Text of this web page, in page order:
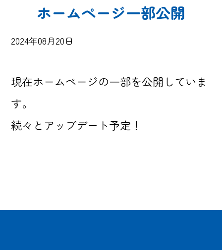
ホームページ一部公開
2024年08月20日
現在ホームページの一部を公開していま
す。
続々とアップデート予定！